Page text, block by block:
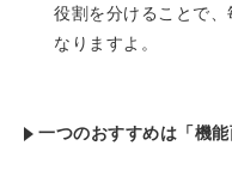
役割を分けることで
なりますよ。
一つのおすすめは「機